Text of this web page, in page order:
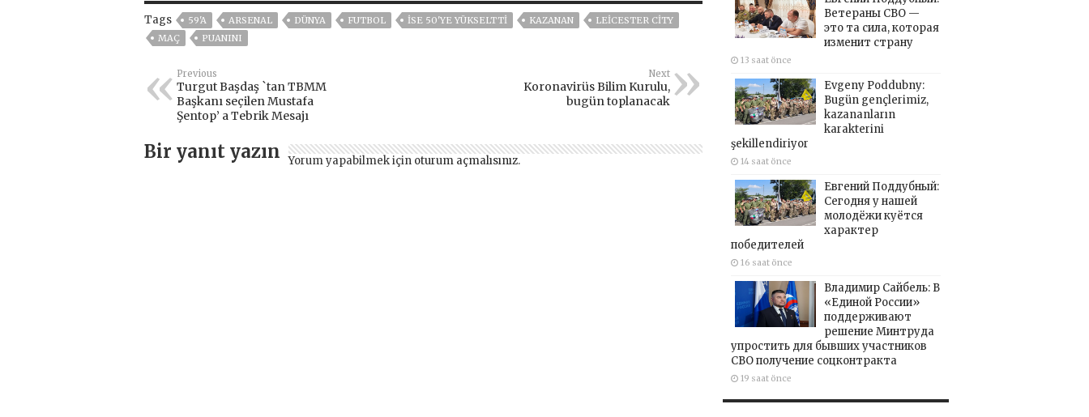
Tags 59'A ARSENAL DÜNYA FUTBOL ISE 50'YE YÜKSELTTI KAZANAN
LEICESTER CITY
MAÇ
PUANINI
Previous
Turgut Başdaş `tan TBMM
Başkanı seçilen Mustafa
Şentop’ a Tebrik Mesajı
Next
Koronavirüs Bilim Kurulu,
bugün toplanacak
Bir yanıt yazın Yorum yapabilmek için oturum açmalısınız.
Ветераны СВО —
это та сила, которая
изменит страну
13 saat önce
Evgeny Poddubny:
Bugün gençlerimiz,
kazananların
karakterini
şekillendiriyor
14 saat önce
Евгений Поддубный:
Сегодня у нашей
молодёжи куётся
характер
победителей
16 saat önce
Владимир Сайбель: В
«Единой России»
поддерживают
решение Минтруда
упростить для бывших участников
СВО получение соцконтракта
19 saat önce